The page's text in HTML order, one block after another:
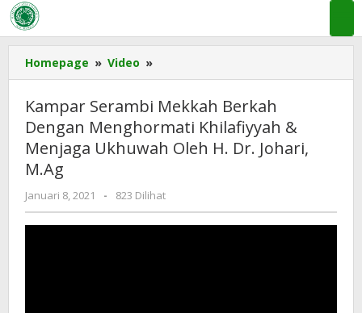
Lewati
ke
konten
Homepage » Video »
Serambi
Berkah
Dengan
Menghormati
Menjaga
Ukhuwah
Kampar Serambi Mekkah Berkah
Dengan Menghormati Khilafiyyah &
Menjaga Ukhuwah Oleh H. Dr. Johari,
M.Ag
Januari 8, 2021
oleh
MUI
KAB
- 823 Dilihat